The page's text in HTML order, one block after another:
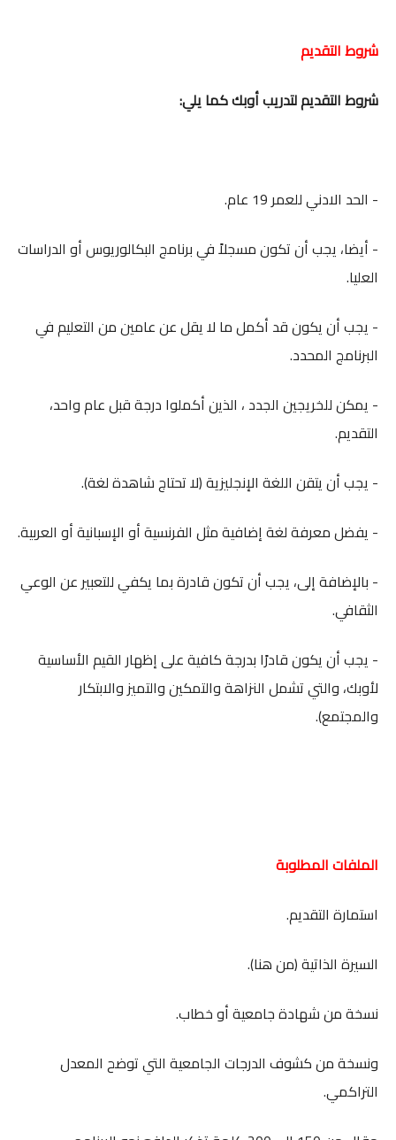
شروط التقديم
شروط التقديم لتدريب أوبك كما يلي:
- الحد الادني للعمر 19 عام.
- أيضا، يجب أن تكون مسجلاً في برنامج البكالوريوس أو الدراسات
العليا.
- يجب أن يكون قد أكمل ما لا يقل عن عامين من التعليم في
البرنامج المحدد.
- يمكن للخريجين الجدد ، الذين أكملوا درجة قبل عام واحد،
التقديم.
- يجب أن يتقن اللغة الإنجليزية (لا تحتاج شاهدة لغة).
- يفضل معرفة لغة إضافية مثل الفرنسية أو الإسبانية أو العربية.
- بالإضافة إلى، يجب أن تكون قادرة بما يكفي للتعبير عن الوعي
الثقافي.
- يجب أن يكون قادرًا بدرجة كافية على إظهار القيم الأساسية
لأوبك، والتي تشمل النزاهة والتمكين والتميز والابتكار
والمجتمع).
الملفات المطلوبة
استمارة التقديم.
السيرة الذاتية (من هنا).
نسخة من شهادة جامعية أو خطاب.
ونسخة من كشوف الدرجات الجامعية التي توضح المعدل
التراكمي.